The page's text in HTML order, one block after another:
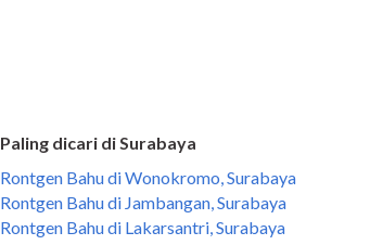
Paling dicari di Surabaya
Rontgen Bahu di Wonokromo, Surabaya
Rontgen Bahu di Jambangan, Surabaya
Rontgen Bahu di Lakarsantri, Surabaya